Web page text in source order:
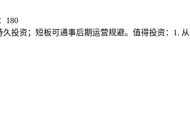
180
投资；短板可通事后期运营规避。值得投资：1.